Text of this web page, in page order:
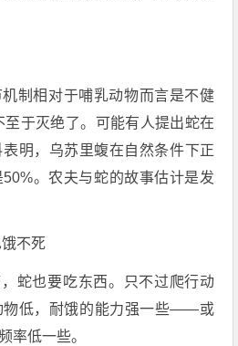
制相对于哺乳动物而言是不健
于灭绝了。可能有人提出蛇在
明，乌苏里蝮在自然条件下正
。农夫与蛇的故事估计是发
不死
蛇也要吃东西。只不过爬行动
物低，耐饿的能力强一些——或
率低一些。